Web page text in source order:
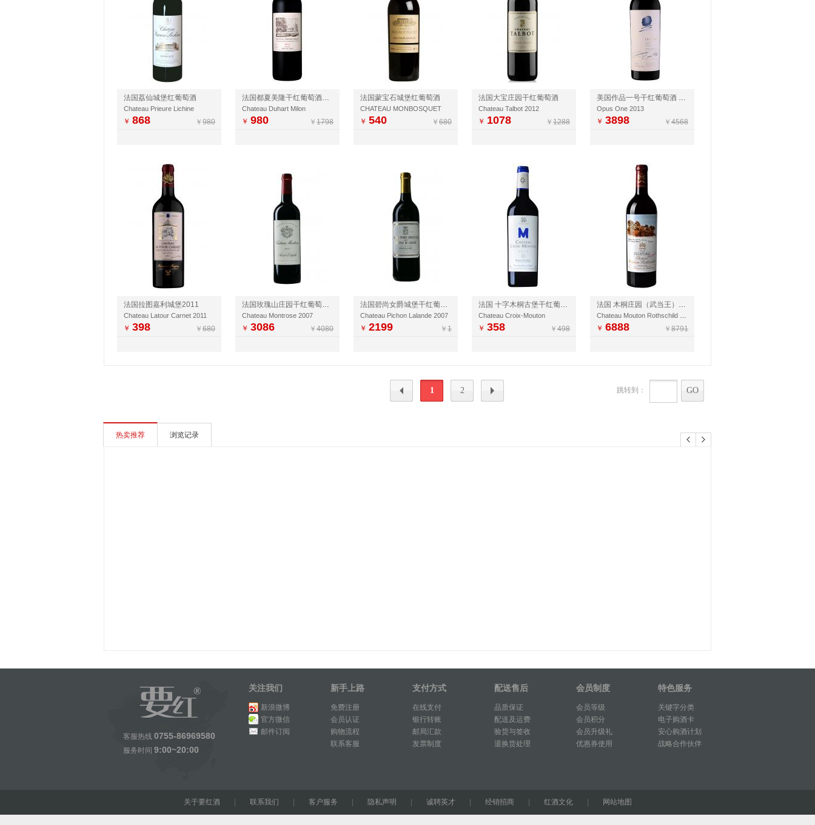
法国荔仙城堡红葡萄酒
Chateau Prieure Lichine
￥ 868 ￥ 980
法国都夏美隆干红葡萄酒2017（又名杜哈米隆城堡）
Chateau Duhart Milon
￥ 980 ￥ 1798
法国蒙宝石城堡红葡萄酒
CHATEAU MONBOSQUET
￥ 540 ￥ 680
法国大宝庄园干红葡萄酒
Chateau Talbot 2012
￥ 1078 ￥ 1288
美国作品一号干红葡萄酒 2013
Opus One 2013
￥ 3898 ￥ 4568
法国拉图嘉利城堡2011
Chateau Latour Carnet 2011
￥ 398 ￥ 680
法国玫瑰山庄园干红葡萄酒2007
Chateau Montrose 2007
￥ 3086 ￥ 4080
法国碧尚女爵城堡干红葡萄酒2007
Chateau Pichon Lalande 2007
￥ 2199 ￥ 1
法国 十字木桐古堡干红葡萄酒2012
Chateau Croix-Mouton
￥ 358 ￥ 498
法国 木桐庄园（武当王）红葡萄酒 2004
￥ 6888 ￥ 8791
1 2 跳转到： GO
热卖推荐 浏览记录
客服热线 0755-86969580
服务时间 9:00~20:00
关注我们
新浪微博
官方微信
邮件订阅
新手上路
免费注册
会员认证
购物流程
联系客服
支付方式
在线支付
银行转账
邮局汇款
发票制度
配送售后
品质保证
配送及运费
验货与签收
退换货处理
会员制度
会员等级
会员积分
会员升级礼
优惠券使用
特色服务
关键字分类
电子购酒卡
安心购酒计划
战略合作伙伴
关于要红酒| 联系我们 客户服务 隐私声明 诚聘英才| 经销招商| 红酒文化| 网站地图